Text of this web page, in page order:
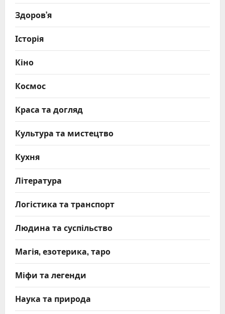
Здоров’я
Історія
Кіно
Космос
Краса та догляд
Культура та мистецтво
Кухня
Література
Логістика та транспорт
Людина та суспільство
Магія, езотерика, таро
Міфи та легенди
Наука та природа